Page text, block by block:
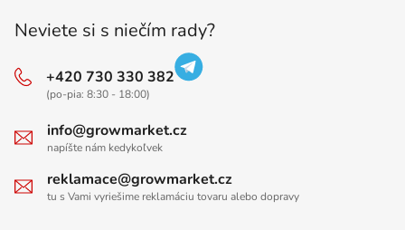
Neviete si s niečím rady?
+420 730 330 382
(po-pia: 8:30 - 18:00)
info@growmarket.cz
napíšte nám kedykoľvek
reklamace@growmarket.cz
tu s Vami vyriešime reklamáciu tovaru alebo dopravy